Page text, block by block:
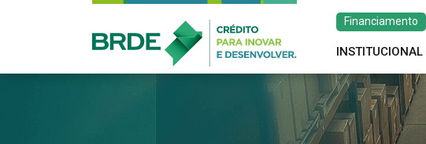
Financiamento
INSTITUCIONAL